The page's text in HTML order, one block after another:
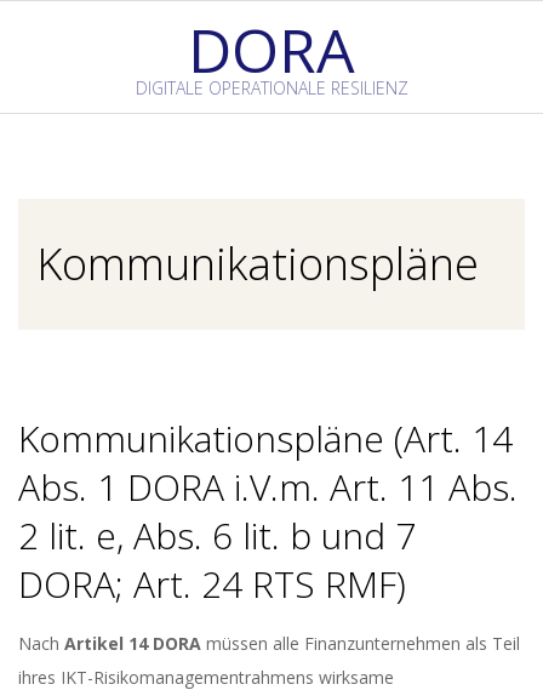
DORA
DIGITALE OPERATIONALE RESILIENZ
Kommunikationspläne
Kommunikationspläne (Art. 14
Abs. 1 DORA i.V.m. Art. 11 Abs.
2 lit. e, Abs. 6 lit. b und 7
DORA; Art. 24 RTS RMF)
Nach Artikel 14 DORA müssen alle Finanzunternehmen als Teil
ihres IKT-Risikomanagementrahmens wirksame